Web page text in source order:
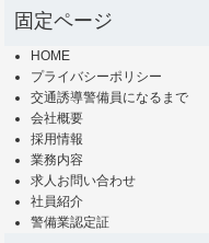
固定ページ
HOME
プライバシーポリシー
交通誘導警備員になるまで
会社概要
採用情報
業務内容
求人お問い合わせ
社員紹介
警備業認定証